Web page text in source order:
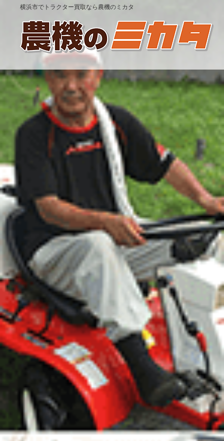
横浜市でトラクター買取なら農機のミカタ